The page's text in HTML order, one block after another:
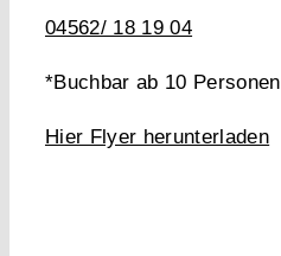
04562/ 18 19 04
*Buchbar ab 10 Personen
Hier Flyer herunterladen